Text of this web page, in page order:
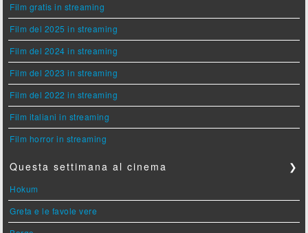
Film gratis in streaming
Film del 2025 in streaming
Film del 2024 in streaming
Film del 2023 in streaming
Film del 2022 in streaming
Film italiani in streaming
Film horror in streaming
Questa settimana al cinema ❯
Hokum
Greta e le favole vere